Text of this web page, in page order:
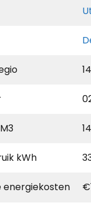
kWh
energiekosten